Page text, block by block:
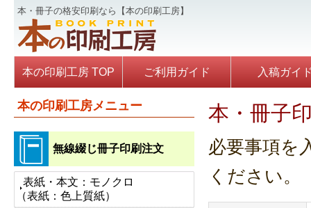
本・冊子の格安印刷なら【本の印刷工房】
本の印刷工房 TOP ご利用ガイド 入稿ガイ
本・冊子
必要事項を
ください。
本の印刷工房メニュー
無線綴じ冊子印刷注文
表紙・本文：モノクロ
（表紙：色上質紙）